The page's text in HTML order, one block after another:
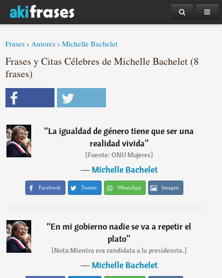
Frases ›Autores ›Michelle Bachelet
Frases y Citas Célebres de Michelle Bachelet (8
frases)
“La igualdad de género tiene que ser una
realidad vivida”
[Fuente: ONU Mujeres]
―Michelle Bachelet
Facebook Twitter WhatsApp Imagen
“En mi gobierno nadie se va a repetir el
plato”
[Nota:Mientra era candidata a la presidencia.]
―Michelle Bachelet